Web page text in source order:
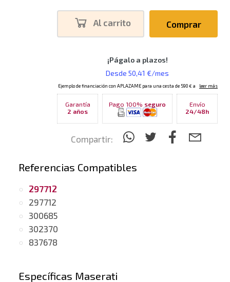
Al carrito Comprar
Garantía
2 años
Pago 100% seguro
Envío
24/48h
Compartir:
Referencias Compatibles
297712
297712
300685
302370
837678
Específicas Maserati